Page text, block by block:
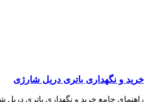
خرید و نگهداری باتری دریل شارژی
راهنمای جامع خرید و نگهداری باتری دریل